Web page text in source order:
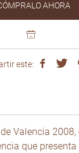
AHORA
este:
Valencia
que